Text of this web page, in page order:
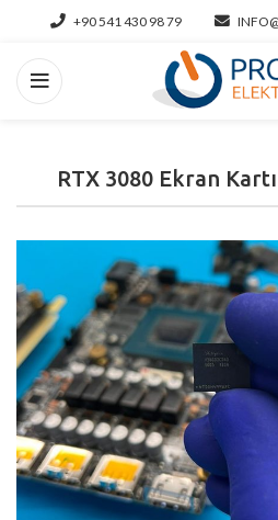
+90 541 430 98 79
RTX 3080 Ekran